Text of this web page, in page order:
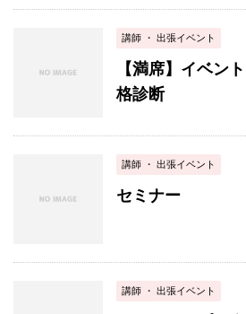
講師 ・ 出張イベント
【満席】イベン
格診断
講師 ・ 出張イベント
セミナー
講師 ・ 出張イベント